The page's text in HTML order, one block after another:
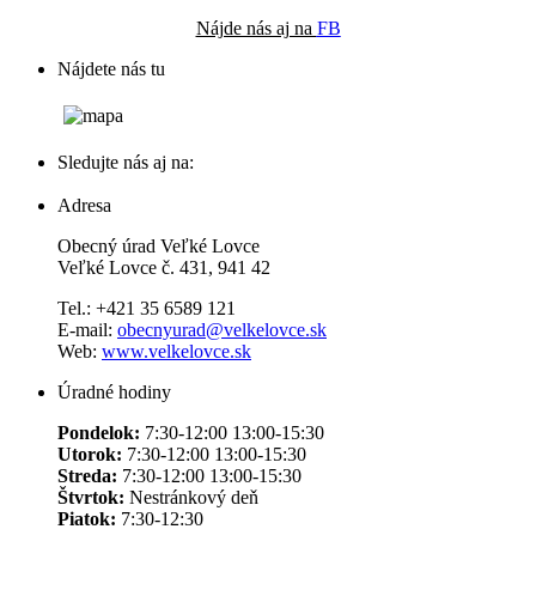
Nájde nás aj na FB
Nájdete nás tu
Sledujte nás aj na:
Adresa
Obecný úrad Veľké Lovce
Veľké Lovce č. 431, 941 42
Tel.: +421 35 6589 121
E-mail: obecnyurad@velkelovce.sk
Web: www.velkelovce.sk
Úradné hodiny
Pondelok: 7:30-12:00 13:00-15:30
Utorok: 7:30-12:00 13:00-15:30
Streda: 7:30-12:00 13:00-15:30
Štvrtok: Nestránkový deň
Piatok: 7:30-12:30